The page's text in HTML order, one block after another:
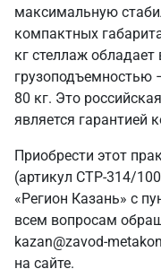
максимальную
компактных
кг стеллаж
грузоподъемностью
80 кг. Это
является гарантией
Приобрести этот
(артикул СТР-314/
«Регион Казань» с
всем вопросам
kazan@zavod-
на сайте.